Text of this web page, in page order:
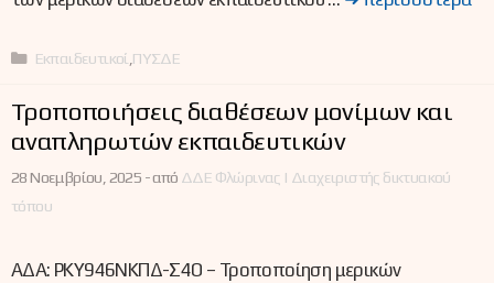
Κατηγορίες
Εκπαιδευτικοί ΠΥΣΔΕ
Τροποποιήσεις διαθέσεων μονίμων και
αναπληρωτών εκπαιδευτικών
28 Νοεμβρίου, 2025 -από ΔΔΕ Φλώρινας | Διαχειριστής δικτυακού
τόπου
ΑΔΑ: ΡΚΥ946ΝΚΠΔ-Σ4Ο – Τροποποίηση μερικών